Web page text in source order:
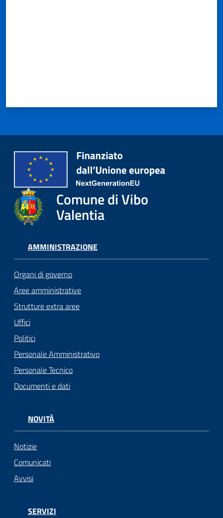
Comune di Vibo
Valentia
AMMINISTRAZIONE
Organi di governo
Aree amministrative
Strutture extra aree
Uffici
Politici
Personale Amministrativo
Personale Tecnico
Documenti e dati
NOVITÀ
Notizie
Comunicati
Avvisi
SERVIZI